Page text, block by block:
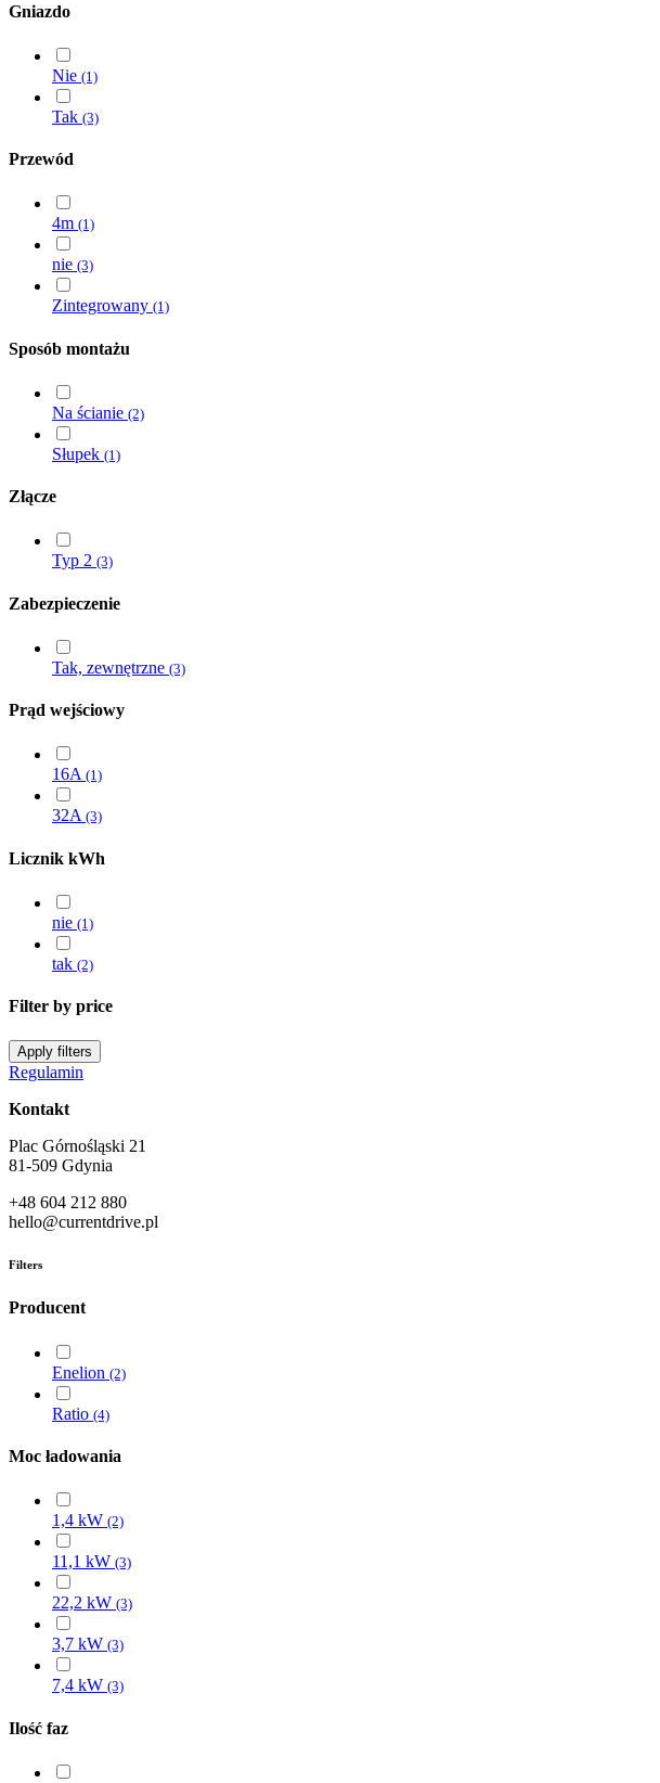
Gniazdo
Nie (1)
Tak (3)
Przewód
4m (1)
nie (3)
Zintegrowany (1)
Sposób montażu
Na ścianie (2)
Słupek (1)
Złącze
Typ 2 (3)
Zabezpieczenie
Tak, zewnętrzne (3)
Prąd wejściowy
16A (1)
32A (3)
Licznik kWh
nie (1)
tak (2)
Filter by price
Apply filters
Regulamin
Kontakt
Plac Górnośląski 21
81-509 Gdynia
+48 604 212 880
hello@currentdrive.pl
Filters
Producent
Enelion (2)
Ratio (4)
Moc ładowania
1,4 kW (2)
11,1 kW (3)
22,2 kW (3)
3,7 kW (3)
7,4 kW (3)
Ilość faz